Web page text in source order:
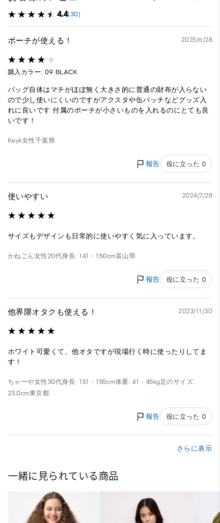
4.4(30)
ポーチが使える！ 2025/6/28
購入カラー: 09 BLACK
バッグ自体はマチがほぼ無く大きさ的に普通の財布が入らない
ので少し使いにくいのですがアクスタや缶バッチなどグッズ入
れに良いです 付属のポーチが小さいものを入れるのにとても良
いです！
Keyk女性千葉県
報告 役に立った 0
使いやすい 2024/7/28
サイズもデザインも日常的に使いやすく気に入っています。
かねごん女性20代身長: 141 - 150cm富山県
報告 役に立った 0
他界隈オタクも使える！ 2023/11/30
ホワイト可愛くて、他オタですが現場行く時に使ったりしてま
す！
ちゃーや女性30代身長: 151 - 155cm体重: 41 - 45kg足のサイズ:
23.0cm東京都
報告 役に立った 0
さらに表示
一緒に見られている商品